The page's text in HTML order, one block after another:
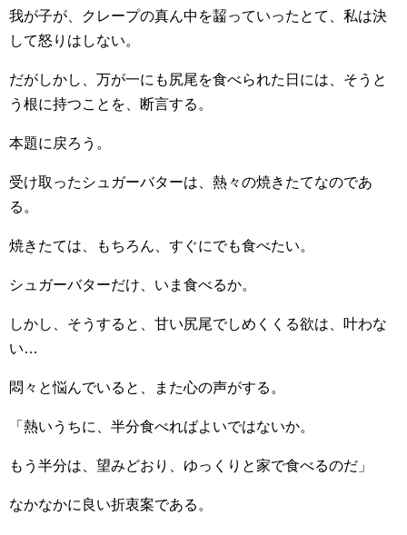
我が子が、クレープの真ん中を齧っていったとて、私は決
して怒りはしない。
だがしかし、万が一にも尻尾を食べられた日には、そうと
う根に持つことを、断言する。
本題に戻ろう。
受け取ったシュガーバターは、熱々の焼きたてなのであ
る。
焼きたては、もちろん、すぐにでも食べたい。
シュガーバターだけ、いま食べるか。
しかし、そうすると、甘い尻尾でしめくくる欲は、叶わな
い…
悶々と悩んでいると、また心の声がする。
「熱いうちに、半分食べればよいではないか。
もう半分は、望みどおり、ゆっくりと家で食べるのだ」
なかなかに良い折衷案である。